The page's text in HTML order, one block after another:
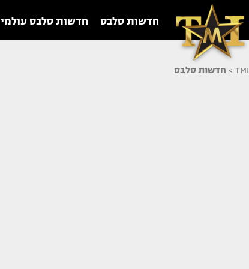
חדשות סלבס חדשות סלבס עולמי
TMI
> חדשות סלבס